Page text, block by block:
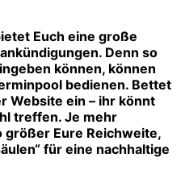
Euch eine große
Denn so
können, können
bedienen. Bettet
Website ein – ihr könnt
treffen. Je mehr
größer Eure Reichweite,
für eine nachhaltige